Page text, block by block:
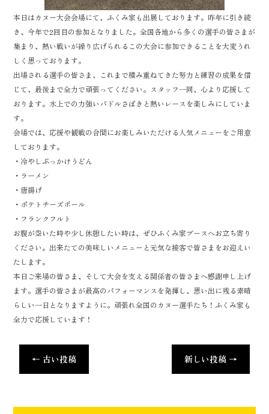
本日はカヌー大会会場にて、ふくみ家も出展しております。昨年に引き続
き、今年で2回目の参加となりました。全国各地から多くの選手の皆さまが
集まり、熱い戦いが繰り広げられるこの大会に参加できることを大変うれ
しく思っております。
出場される選手の皆さま、これまで積み重ねてきた努力と練習の成果を信
じて、最後まで全力で頑張ってください。スタッフ一同、心より応援して
おります。水上での力強いパドルさばきと熱いレースを楽しみにしていま
す。
会場では、応援や観戦の合間にお楽しみいただける人気メニューをご用意
しております。
・冷やしぶっかけうどん
・ラーメン
・唐揚げ
・ポテトチーズボール
・フランクフルト
お腹が空いた時や少し休憩したい時は、ぜひふくみ家ブースへお立ち寄り
ください。出来たての美味しいメニューと元気な接客で皆さまをお迎えい
たします。
本日ご来場の皆さま、そして大会を支える関係者の皆さまへ感謝申し上げ
ます。選手の皆さまが最高のパフォーマンスを発揮し、思い出に残る素晴
らしい一日となりますように。頑張れ全国のカヌー選手たち！ふくみ家も
全力で応援しています！
← 古い投稿 新しい投稿 →